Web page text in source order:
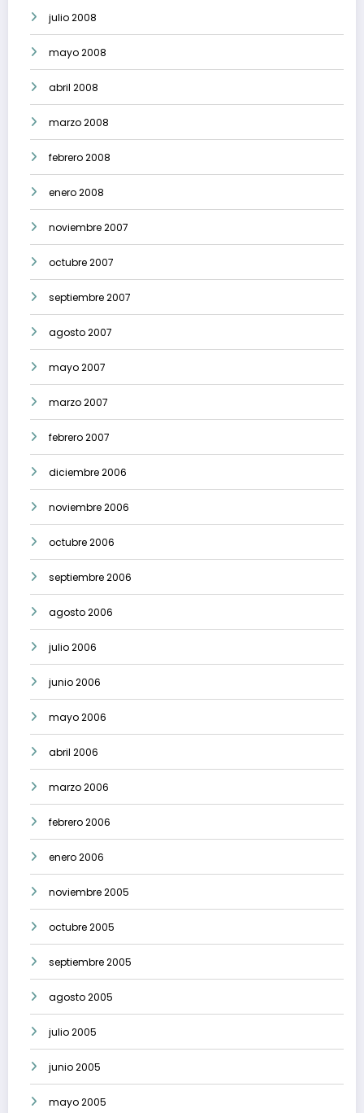
julio 2008
mayo 2008
abril 2008
marzo 2008
febrero 2008
enero 2008
noviembre 2007
octubre 2007
septiembre 2007
agosto 2007
mayo 2007
marzo 2007
febrero 2007
diciembre 2006
noviembre 2006
octubre 2006
septiembre 2006
agosto 2006
julio 2006
junio 2006
mayo 2006
abril 2006
marzo 2006
febrero 2006
enero 2006
noviembre 2005
octubre 2005
septiembre 2005
agosto 2005
julio 2005
junio 2005
mayo 2005